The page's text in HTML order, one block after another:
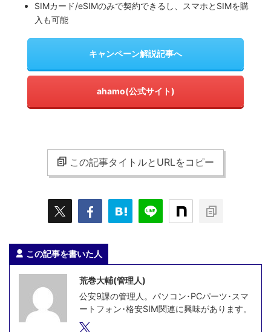
SIMカード/eSIMのみで契約できるし、スマホとSIMを購
入も可能
キャンペーン解説記事へ
ahamo(公式サイト)
この記事タイトルとURLをコピー
この記事を書いた人
荒巻大輔(管理人)
公安9課の管理人。パソコン･PCパーツ･スマ
ートフォン･格安SIM関連に興味があります。